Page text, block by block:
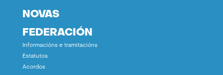
NOVAS
FEDERACIÓN
Informacións e tramitacións
Estatutos
Acordos